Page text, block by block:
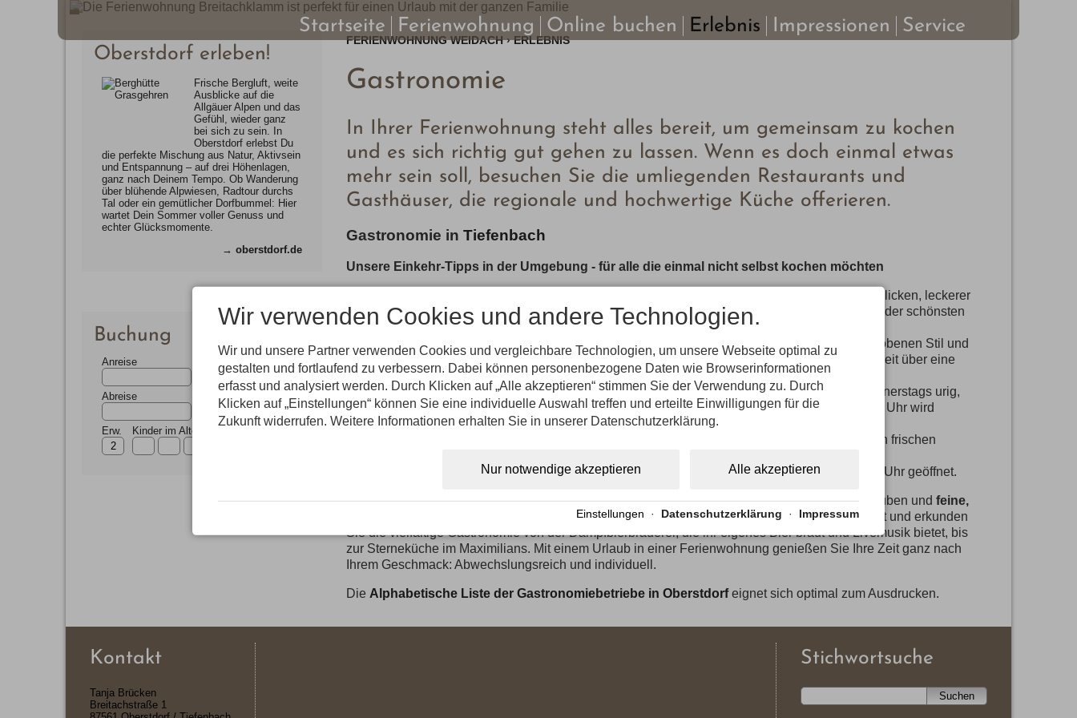
Startseite Ferienwohnung Online buchen Erlebnis Impressionen Service
FERIENWOHNUNG WEIDACH›ERLEBNIS
Gastronomie
In Ihrer Ferienwohnung steht alles bereit, um gemeinsam zu kochen
und es sich richtig gut gehen zu lassen. Wenn es doch einmal etwas
mehr sein soll, besuchen Sie die umliegenden Restaurants und
Gasthäuser, die regionale und hochwertige Küche offerieren.
Gastronomie in Tiefenbach
Unsere Einkehr-Tipps in der Umgebung - für alle die einmal nicht selbst kochen möchten
ist immer einen Ausflug wert und besticht mit herrlichen Ausblicken, leckerer
Allgäuer Küche und urigem Berghütten-Flair. Der Weg führt über den Riedbergpass, eine der schönsten
Passstraßen Europas.
Die Alpe Dornach:ist eine Alpe mit Gastzimmern und hervorragender Bewirtung im gehobenen Stil und
befindet sich nahe der Breitachklamm (regionale Küche auf gutem Qualitätsniveau, das weit über eine
Alpe hinaus geht). Durchgehend von 11:00 - 21:00 Uhr warme Küche.
Ebenfalls in Tiefenbach finden Sie denAllgäuer Brunnenstadl:Immer montags und donnerstags urig,
bayrische Wirtshaus-Kultur. Ab 18.00 Uhr bis 20:30 Uhr bayrische Spezialitäten, ab 20:00 Uhr wird
ländlich aufgespielt.
Ganz nah mit gutem Preis-Leistungsverhältnis und leckeren frischen
Gasthof Breitachklamm:Direkt an der Kasse Breitachklamm unter der Woche bis 20.00 Uhr geöffnet.
Im Oberstdorfer Ortskern erwartet Sie selbstverständlich eineVielzahl an Restaurants, Gaststuben und feine,
internationale und gutbürgerliche Küche. Schlendern Sie doch abends einmal durch den Ort und erkunden
Sie die vielfältige Gastronomie von der Dampfbierbrauerei, die ihr eigenes Bier braut und Livemusik bietet, bis
zur Sterneküche im Maximilians. Mit einem Urlaub in einer Ferienwohnung genießen Sie Ihre Zeit ganz nach
Ihrem Geschmack: Abwechslungsreich und individuell.
Die Alphabetische Liste der Gastronomiebetriebe in Oberstdorfeignet sich optimal zum Ausdrucken.
Oberstdorf erleben!
Frische Bergluft, weite
Ausblicke auf die
Allgäuer Alpen und das
Gefühl, wieder ganz
bei sich zu sein. In
Oberstdorf erlebst Du
die perfekte Mischung aus Natur, Aktivsein
und Entspannung – auf drei Höhenlagen,
ganz nach Deinem Tempo. Ob Wanderung
über blühende Alpwiesen, Radtour durchs
Tal oder ein gemütlicher Dorfbummel: Hier
wartet Dein Sommer voller Genuss und
echter Glücksmomente.
→ oberstdorf.de
Buchung
Anreise
Abreise
Erw. Kinder im Alter
Kontakt
Tanja Brücken
Breitachstraße 1
Stichwortsuche
Wir verwenden Cookies und andere Technologien.
Wir und unsere Partner verwenden Cookies und vergleichbare Technologien, um unsere Webseite optimal zu
gestalten und fortlaufend zu verbessern. Dabei können personenbezogene Daten wie Browserinformationen
erfasst und analysiert werden. Durch Klicken auf „Alle akzeptieren“ stimmen Sie der Verwendung zu. Durch
Klicken auf „Einstellungen“ können Sie eine individuelle Auswahl treffen und erteilte Einwilligungen für die
Zukunft widerrufen. Weitere Informationen erhalten Sie in unserer Datenschutzerklärung.
Alle akzeptieren
Nur notwendige akzeptieren
Einstellungen · Datenschutzerklärung · Impressum